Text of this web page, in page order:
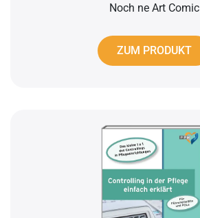
Noch ne Art Comic
ZUM PRODUKT